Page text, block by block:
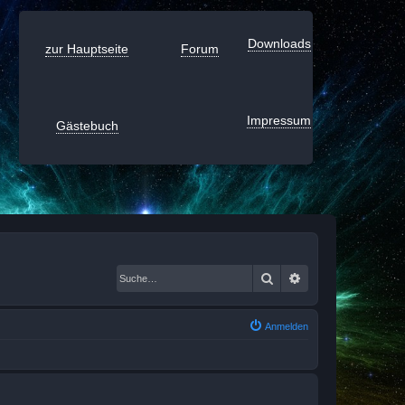
zur Hauptseite Forum Downloads
Gästebuch Impressum
Suche Erweiterte Suche
Anmelden